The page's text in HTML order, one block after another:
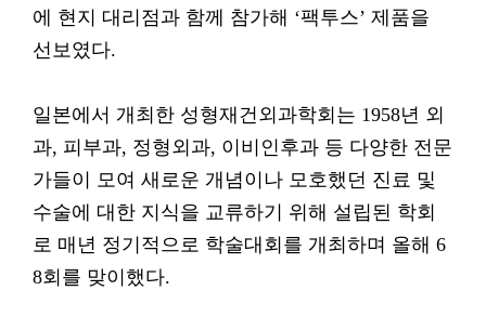
에 현지 대리점과 함께 참가해 ‘팩투스’ 제품을
선보였다.
일본에서 개최한 성형재건외과학회는 1958년 외
과, 피부과, 정형외과, 이비인후과 등 다양한 전문
가들이 모여 새로운 개념이나 모호했던 진료 및
수술에 대한 지식을 교류하기 위해 설립된 학회
로 매년 정기적으로 학술대회를 개최하며 올해 6
8회를 맞이했다.